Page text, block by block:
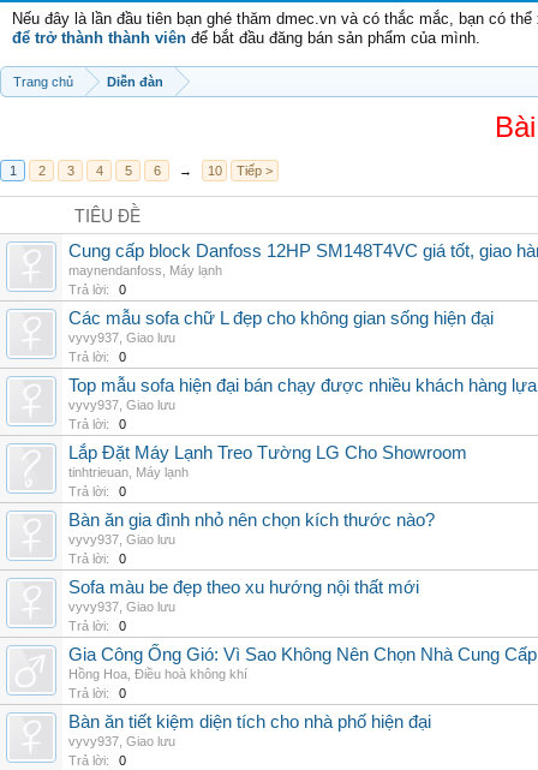
Nếu đây là lần đầu tiên bạn ghé thăm dmec.vn và có thắc mắc, bạn có
để trở thành thành viên để bắt đầu đăng bán sản phẩm của mình.
Trang chủ Diễn đàn
1 2 3 4 5 6 → 10 Tiếp >
TIÊU ĐỀ
Cung cấp block Danfoss 12HP SM148T4VC giá tốt, giao
maynendanfoss
Máy lạnh
Trả lời:
0
Các mẫu sofa chữ L đẹp cho không gian sống hiện đại
vyvy937 Giao lưu
Trả lời:
0
Top mẫu sofa hiện đại bán chạy được nhiều khách hàng
vyvy937 Giao lưu
Trả lời:
0
Lắp Đặt Máy Lạnh Treo Tường LG Cho Showroom
tinhtrieuan Máy lạnh
Trả lời:
0
Bàn ăn gia đình nhỏ nên chọn kích thước nào?
vyvy937 Giao lưu
Trả lời:
0
Sofa màu be đẹp theo xu hướng nội thất mới
vyvy937 Giao lưu
Trả lời:
0
Gia Công Ống Gió: Vì Sao Không Nên Chọn Nhà Cung
Hồng Hoa Điều hoà không khí
Trả lời:
0
Bàn ăn tiết kiệm diện tích cho nhà phố hiện đại
vyvy937 Giao lưu
Trả lời:
0